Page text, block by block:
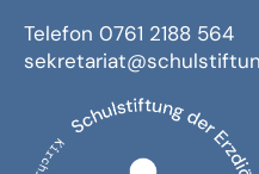
Telefon 0761 2188 564